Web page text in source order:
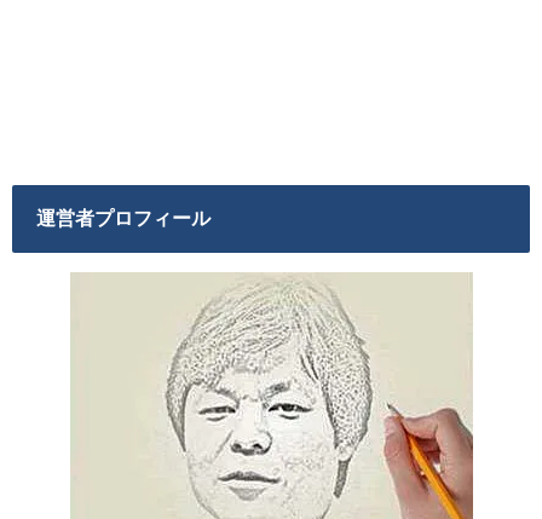
運営者プロフィール